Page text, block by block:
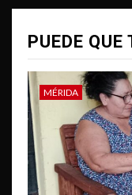
PUEDE QUE
MÉRIDA